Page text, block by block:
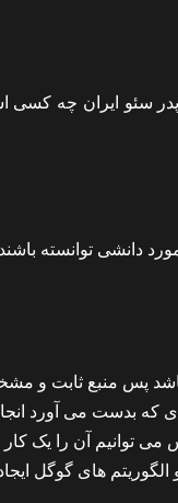
پدر سئو ایران چه
دانشی توانسته
پس منبع ثابت و
که بدست می آورد
توانیم آن را یک کار
الگوریتم های گوگل